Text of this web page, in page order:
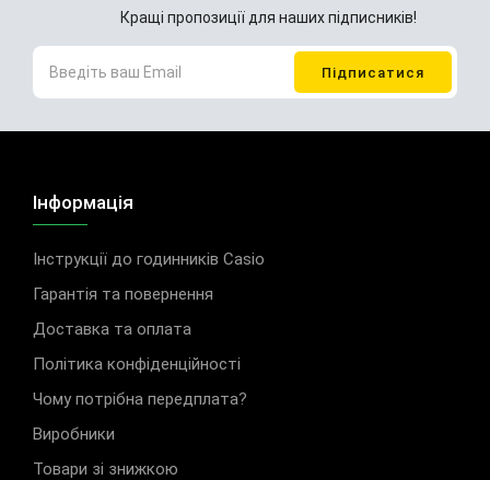
Кращі пропозиції для наших підписників!
Інформація
Інструкції до годинників Casio
Гарантія та повернення
Доставка та оплата
Політика конфіденційності
Чому потрібна передплата?
Виробники
Товари зі знижкою